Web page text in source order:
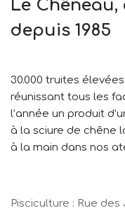
Le
depuis 1985
30.000 truites
réunissant tous les
l’année un produit
à la sciure de chêne
à la main dans nos
Pisciculture : Rue